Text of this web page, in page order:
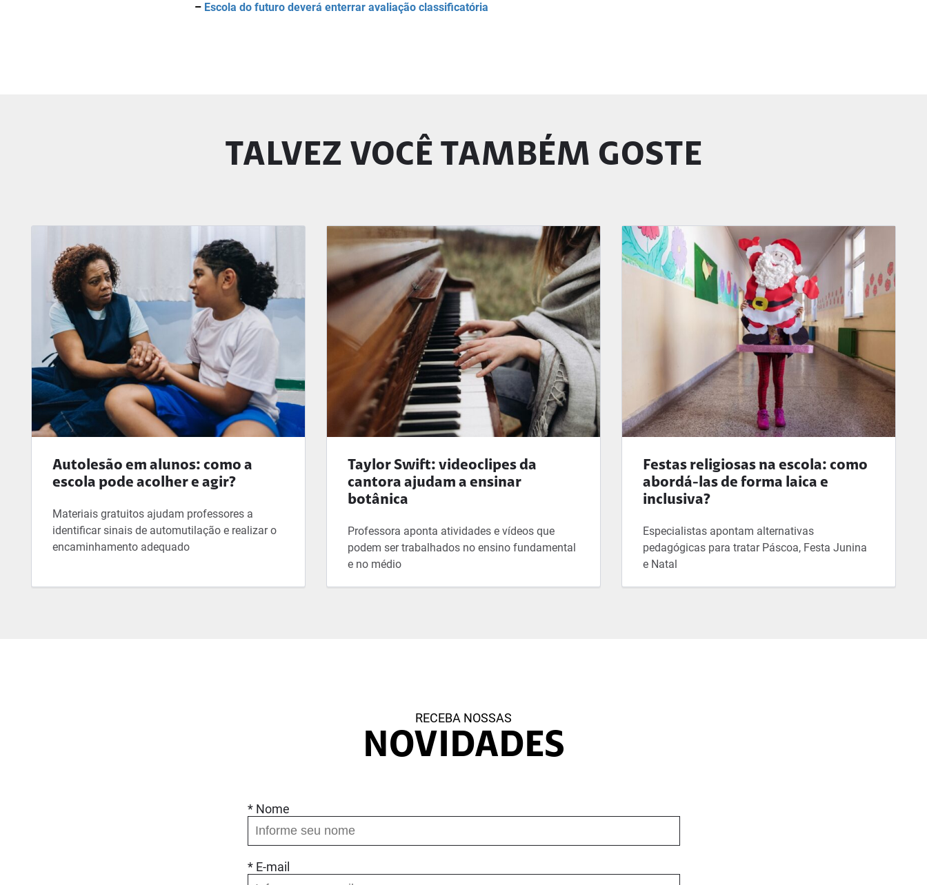
– Escola do futuro deverá enterrar avaliação classificatória
TALVEZ VOCÊ TAMBÉM GOSTE
Autolesão em alunos: como a
escola pode acolher e agir?
Materiais gratuitos ajudam professores a
identificar sinais de automutilação e realizar o
encaminhamento adequado
Taylor Swift: videoclipes da
cantora ajudam a ensinar
botânica
Professora aponta atividades e vídeos que
podem ser trabalhados no ensino fundamental
e no médio
Festas religiosas na escola: como
abordá-las de forma laica e
inclusiva?
Especialistas apontam alternativas
pedagógicas para tratar Páscoa, Festa Junina
e Natal
RECEBA NOSSAS
NOVIDADES
* Nome
* E-mail